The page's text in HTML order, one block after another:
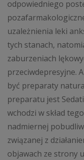
odpowiedniego
uzależnienia leki
tych stanach,
zaburzeniach
przeciwdepresyjne.
być preparaty
preparatu jest
wchodzi w skład
nadmiernej
związanej z
objawach ze strony